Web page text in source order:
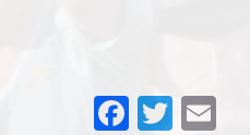
Facebook